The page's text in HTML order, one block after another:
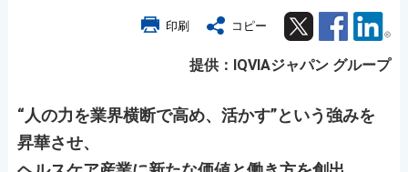
印刷 コピー Twitter Facebook
提供：IQVIAジャパン グループ
“人の力を業界横断で高め、活かす”という強みを
昇華させ、